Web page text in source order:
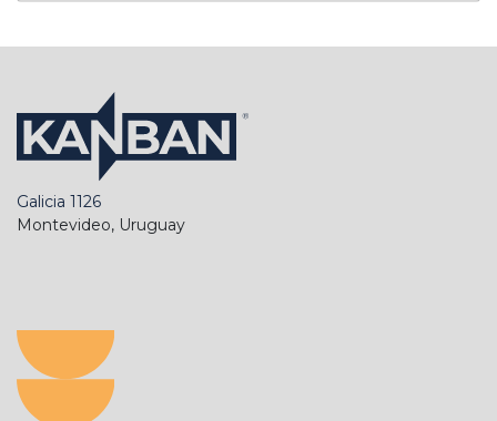
Galicia 1126
Montevideo, Uruguay